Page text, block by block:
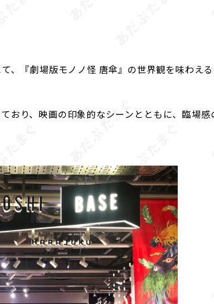
、『劇場版モノノ怪 唐傘』の世界観を味わえ
おり、映画の印象的なシーンとともに、臨場